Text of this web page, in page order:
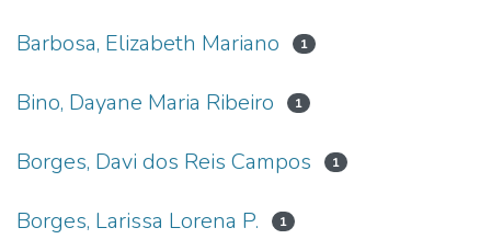
Barbosa, Elizabeth Mariano 1
Bino, Dayane Maria Ribeiro 1
Borges, Davi dos Reis Campos 1
Borges, Larissa Lorena P. 1